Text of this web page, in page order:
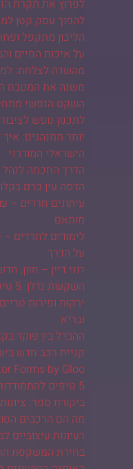
לפרוץ את תקרת
להפוך עסק קטן
הליכון מתקפל
על איכות החיים
מהשדה לצלחת:
משנה את המטבח
השקט הנפשי
לתכנון נופש
יותר ממנהגים:
הישראלי המודרני
הדרך החכמה לנהל
הדסה עין כרם
עיתונים חרדים –
מותאם
לימודים לחרדים
על הדרך
רוני דיין – חזון,
השקעות נדלן: 5 טיפים לרוכש המתחיל
ירקות ופירות
ובריא
ההבדל בין פוקר
קניית רכב חדש
Forms by Gloo.
5 טיפים להתמודדות עם משבר בזוגיות
ביקורת ספר:
מה הם הרכבים
רעיונות עיצוביים
בחירת המשקפת